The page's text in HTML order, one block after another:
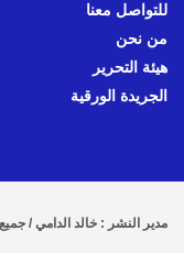
للتواصل معنا
من نحن
هيئة التحرير
الجريدة الورقية
مدير النشر : خالد الدامي /